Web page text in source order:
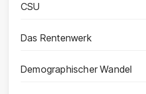
CSU
Das Rentenwerk
Demographischer Wandel